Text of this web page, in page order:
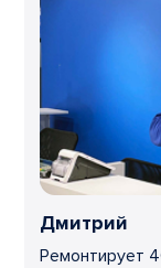
Дмитрий
Ремонтирует